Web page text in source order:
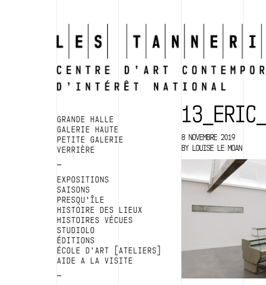
GRANDE HALLE
GALERIE HAUTE
PETITE GALERIE
VERRIÈRE
EXPOSITIONS
SAISONS
PRESQU’ÎLE
HISTOIRE DES LIEUX
HISTOIRES VÉCUES
STUDIOLO
ÉDITIONS
ÉCOLE D’ART [ATELIERS]
AIDE A LA VISITE
8 NOVEMBRE 2019
BY LOUISE LE MOAN